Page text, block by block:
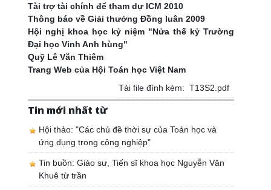
Tài trợ tài chính để tham dự ICM 2010
Thông báo về Giải thưởng Đồng luân 2009
Hội nghị khoa học kỷ niệm "Nửa thế kỷ Trường
Đại học Vinh Anh hùng"
Quỹ Lê Văn Thiêm
Trang Web của Hội Toán học Việt Nam
Tải file đính kèm: T13S2.pdf
Tin mới nhất từ
Hội thảo: "Các chủ đề thời sự của Toán học và
ứng dụng trong công nghiệp"
Tin buồn: Giáo sư, Tiến sĩ khoa học Nguyễn Văn
Khuê từ trần